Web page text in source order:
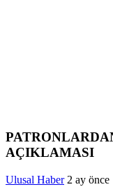
AÇIKLAMASI
Ulusal Haber 2 ay önce